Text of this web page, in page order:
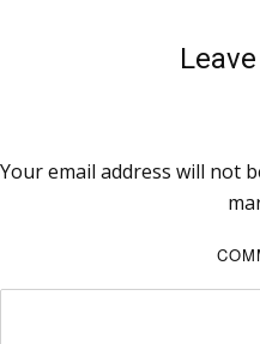
Your email address will not